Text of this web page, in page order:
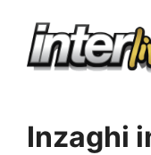
Inzaghi